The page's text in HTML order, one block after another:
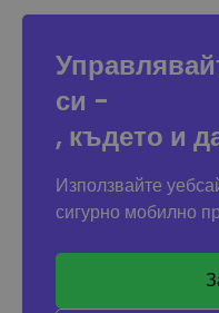
си -
, където и
Използвайте
сигурно мобилно